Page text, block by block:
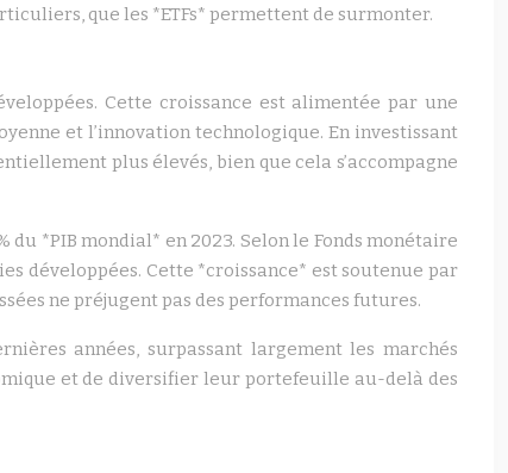
que les *ETFs* permettent de surmonter.
Cette croissance est alimentée par une
et l’innovation technologique. En investissant
plus élevés, bien que cela s’accompagne
*PIB mondial* en 2023. Selon le Fonds monétaire
développées. Cette *croissance* est soutenue par
ne préjugent pas des performances futures.
années, surpassant largement les marchés
et de diversifier leur portefeuille au-delà des